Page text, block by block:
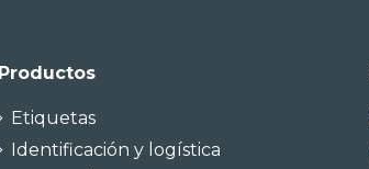
Productos
Etiquetas
Identificación y logística